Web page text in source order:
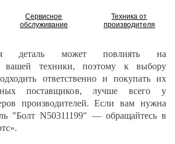
Сервисное
обслуживание
Техника от
производителя
деталь может повлиять на
вашей техники, поэтому к выбору
ответственно и покупать их
поставщиков, лучше всего у
производителей. Если вам нужна
"Болт N50311199" — обращайтесь в